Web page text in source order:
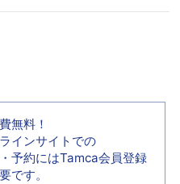
無料！
インサイトでの
予約にはTamca会員登録
です。